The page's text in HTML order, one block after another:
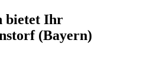
bietet Ihr
(Bayern)